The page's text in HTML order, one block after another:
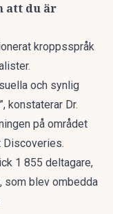
att du är
kroppsspråk
och synlig
konstaterar Dr.
på området
Discoveries.
1 855 deltagare,
som blev ombedda